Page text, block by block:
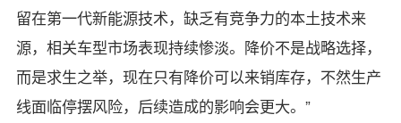
留在第一代新能源技术，缺乏有竞争力的本土技术来
源，相关车型市场表现持续惨淡。降价不是战略选择，
而是求生之举，现在只有降价可以来销库存，不然生产
线面临停摆风险，后续造成的影响会更大。”